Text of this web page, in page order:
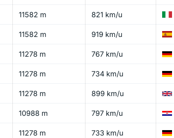
11582 m 821 km/u
11582 m 919 km/u
11278 m 767 km/u
11278 m 734 km/u
11278 m 899 km/u
10988 m 797 km/u
11278 m 733 km/u